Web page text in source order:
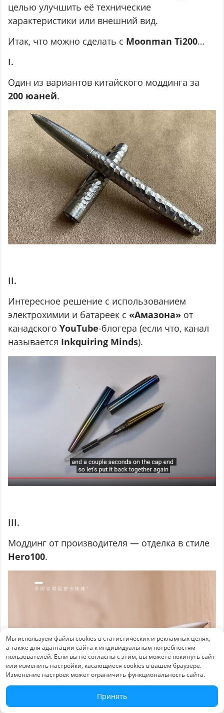
целью улучшить её технические
характеристики или внешний вид.
Итак, что можно сделать с Moonman Ti200…
I.
Один из вариантов китайского моддинга за
200 юаней.
II.
Интересное решение с использованием
электрохимии и батареек с «Амазона» от
канадскогоYouTube-блогера (если что, канал
называется Inkquiring Minds).
III.
Моддинг от производителя — отделка в стиле
Hero100.
Мы используем файлы cookies в статистических и рекламных целях,
а также для адаптации сайта к индивидуальным потребностям
пользователей. Если вы не согласны с этим, вы можете покинуть сайт
или изменить настройки, касающиеся cookies в вашем браузере.
Изменение настроек может ограничить функциональность сайта.
Принять